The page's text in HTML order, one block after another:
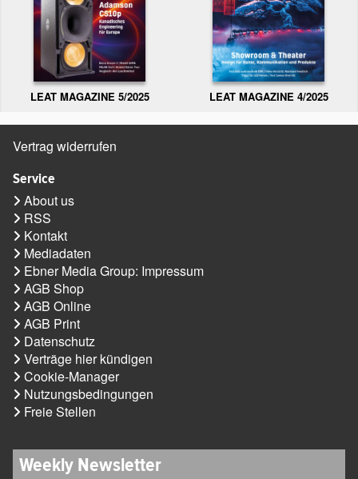
LEAT MAGAZINE 5/2025 LEAT MAGAZINE 4/2025
Vertrag widerrufen
Service
About us
RSS
Kontakt
Mediadaten
Ebner Media Group: Impressum
AGB Shop
AGB Online
AGB Print
Datenschutz
Verträge hier kündigen
Cookie-Manager
Nutzungsbedingungen
Freie Stellen
Weekly Newsletter